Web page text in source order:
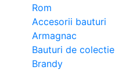
Rom
Accesorii bauturi
Armagnac
Bauturi de colectie
Brandy